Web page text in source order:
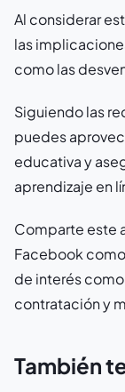
Al considerar
las
como las
Siguiendo las
puedes
educativa y
aprendizaje en
Comparte este
Facebook como
de interés
contratación y
También